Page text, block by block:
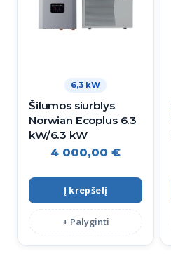
6,3 kW
Šilumos siurblys
Norwian Ecoplus 6.3
kW/6.3 kW
4 000,00 €
Į krepšelį
+ Palyginti